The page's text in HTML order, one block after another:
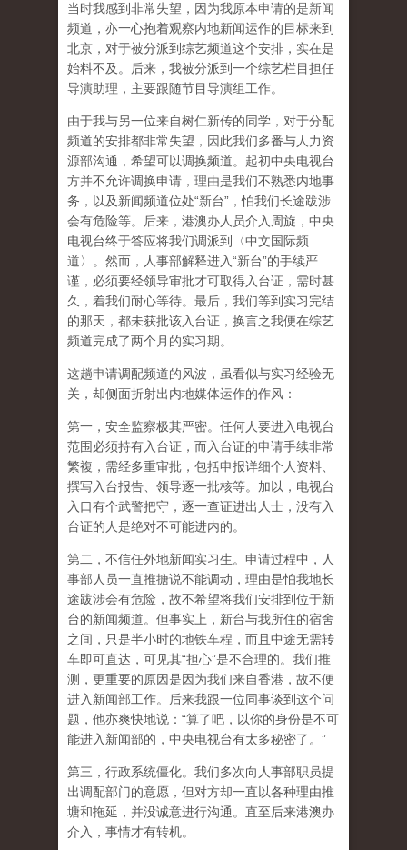
当时我感到非常失望，因为我原本申请的是新闻
频道，亦一心抱着观察内地新闻运作的目标来到
北京，对于被分派到综艺频道这个安排，实在是
始料不及。后来，我被分派到一个综艺栏目担任
导演助理，主要跟随节目导演组工作。
由于我与另一位来自树仁新传的同学，对于分配
频道的安排都非常失望，因此我们多番与人力资
源部沟通，希望可以调换频道。起初中央电视台
方并不允许调换申请，理由是我们不熟悉内地事
务，以及新闻频道位处“新台”，怕我们长途跋涉
会有危险等。后来，港澳办人员介入周旋，中央
电视台终于答应将我们调派到〈中文国际频
道〉。然而，人事部解释进入“新台”的手续严
谨，必须要经领导审批才可取得入台证，需时甚
久，着我们耐心等待。最后，我们等到实习完结
的那天，都未获批该入台证，换言之我便在综艺
频道完成了两个月的实习期。
这趟申请调配频道的风波，虽看似与实习经验无
关，却侧面折射出内地媒体运作的作风：
第一，安全监察极其严密。任何人要进入电视台
范围必须持有入台证，而入台证的申请手续非常
繁複，需经多重审批，包括申报详细个人资料、
撰写入台报告、领导逐一批核等。加以，电视台
入口有个武警把守，逐一查证进出人士，没有入
台证的人是绝对不可能进内的。
第二，不信任外地新闻实习生。申请过程中，人
事部人员一直推搪说不能调动，理由是怕我地长
途跋涉会有危险，故不希望将我们安排到位于新
台的新闻频道。但事实上，新台与我所住的宿舍
之间，只是半小时的地铁车程，而且中途无需转
车即可直达，可见其“担心”是不合理的。我们推
测，更重要的原因是因为我们来自香港，故不便
进入新闻部工作。后来我跟一位同事谈到这个问
题，他亦爽快地说：“算了吧，以你的身份是不可
能进入新闻部的，中央电视台有太多秘密了。”
第三，行政系统僵化。我们多次向人事部职员提
出调配部门的意愿，但对方却一直以各种理由推
塘和拖延，并没诚意进行沟通。直至后来港澳办
介入，事情才有转机。